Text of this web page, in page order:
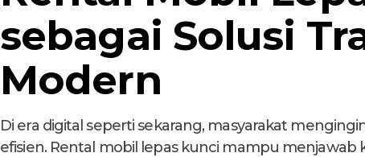
sebagai Solusi
Modern
Di era digital seperti sekarang, masyarakat
efisien. Rental mobil lepas kunci mampu